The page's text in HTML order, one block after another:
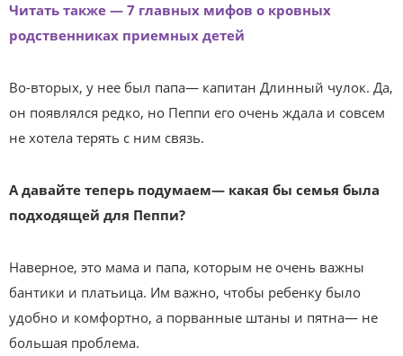
Читать также — 7 главных мифов о кровных
родственниках приемных детей
Во-вторых, у нее был папа— капитан Длинный чулок. Да,
он появлялся редко, но Пеппи его очень ждала и совсем
не хотела терять с ним связь.
А давайте теперь подумаем— какая бы семья была
подходящей для Пеппи?
Наверное, это мама и папа, которым не очень важны
бантики и платьица. Им важно, чтобы ребенку было
удобно и комфортно, а порванные штаны и пятна— не
большая проблема.